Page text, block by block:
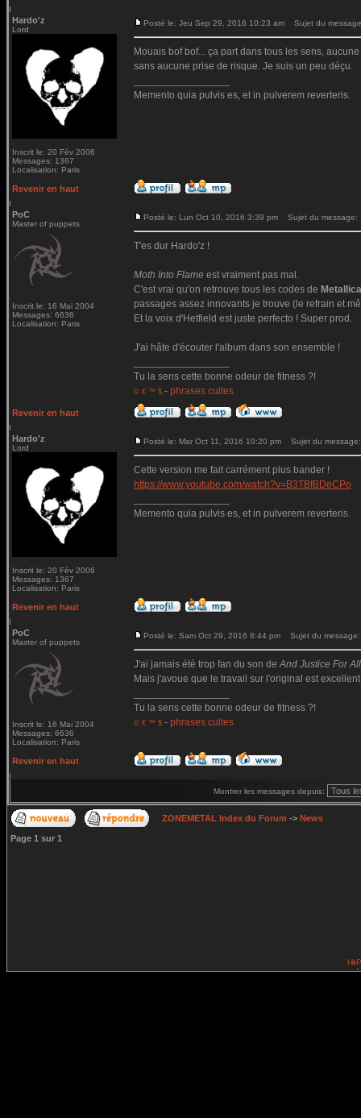
Hardo'z
Lord
Inscrit le: 20 Fév 2006
Messages: 1367
Localisation: Paris
Posté le: Jeu Sep 29, 2016 10:23 am Sujet du
Mouais bof bof... ça part dans tous les sens,
sans aucune prise de risque. Je suis un peu déçu.
Memento quia pulvis es, et in pulverem reverteris.
Revenir en haut
PoC
Master of puppets
Inscrit le: 16 Mai 2004
Messages: 6636
Localisation: Paris
Posté le: Lun Oct 10, 2016 3:39 pm Sujet du message:
T'es dur Hardo'z !
Moth Into Flame est vraiment pas mal.
C'est vrai qu'on retrouve tous les codes de Metallica
passages assez innovants je trouve (le refrain et
Et la voix d'Hetfield est juste perfecto ! Super prod.
J'ai hâte d'écouter l'album dans son ensemble !
Tu la sens cette bonne odeur de fitness ?!
© € ™ $ - phrases cultes
Revenir en haut
Hardo'z
Lord
Inscrit le: 20 Fév 2006
Messages: 1367
Localisation: Paris
Posté le: Mar Oct 11, 2016 10:20 pm Sujet du message:
Cette version me fait carrément plus bander !
https://www.youtube.com/watch?v=B3TBfBDeCPo
Memento quia pulvis es, et in pulverem reverteris.
Revenir en haut
PoC
Master of puppets
Inscrit le: 16 Mai 2004
Messages: 6636
Localisation: Paris
Posté le: Sam Oct 29, 2016 8:44 pm Sujet du message:
J'ai jamais été trop fan du son deAnd Justice For
Mais j'avoue que le travail sur l'original est
Tu la sens cette bonne odeur de fitness ?!
© € ™ $ - phrases cultes
Revenir en haut
Montrer les messages depuis:
ZONEMETAL Index du Forum -> News
Page 1 sur 1